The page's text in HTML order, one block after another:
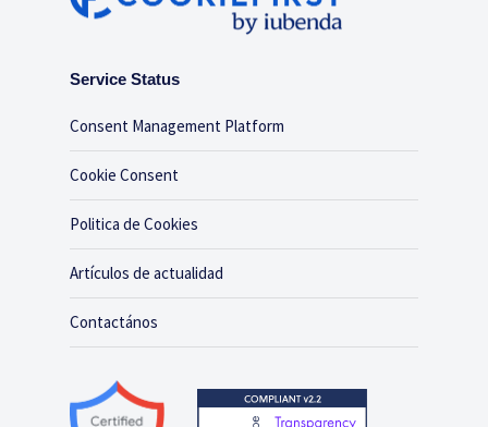
Service Status
Consent Management Platform
Cookie Consent
Politica de Cookies
Artículos de actualidad
Contactános